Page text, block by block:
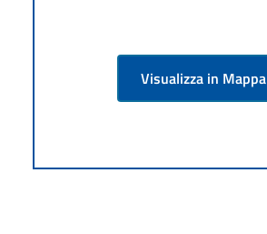
Visualizza in Mappa